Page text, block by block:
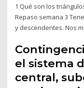
1 Qué son los
Repaso semana 3
y descendentes. Nos
el sistema
central,